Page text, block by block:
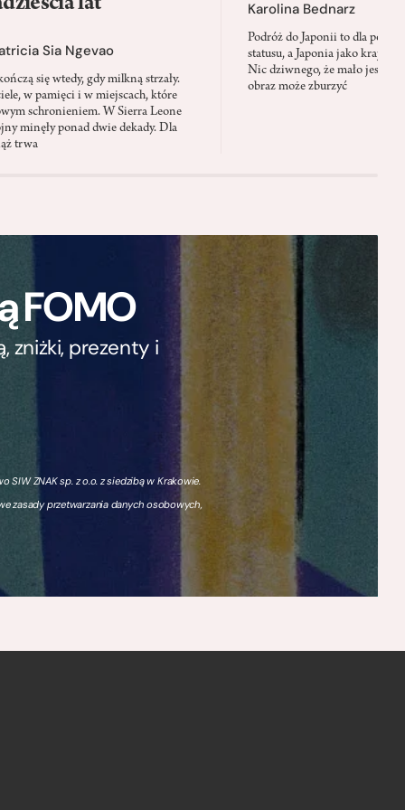
Sia Ngevao
się wtedy, gdy milkną strzały.
w pamięci i w miejscach, które
schronieniem. W Sierra Leone
minęły ponad dwie dekady. Dla
trwa
Karolina Bednarz
Podróż do Japonii to dla
statusu, a Japonia jako kraj
Nic dziwnego, że mało jest
obraz może zburzyć
FOMO
zniżki, prezenty i
ZNAK sp. z o.o. z siedzibą w Krakowie.
zasady przetwarzania danych osobowych,